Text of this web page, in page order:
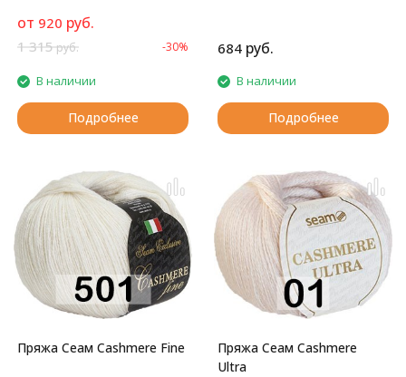
от 920 руб.
1 315руб. -30%
В наличии
Подробнее
684 руб.
В наличии
Подробнее
Пряжа Сеам Cashmere Fine
Пряжа Сеам Cashmere
Ultra